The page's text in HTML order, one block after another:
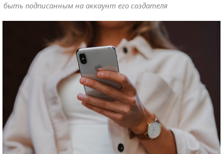
быть подписанным на аккаунт его создателя